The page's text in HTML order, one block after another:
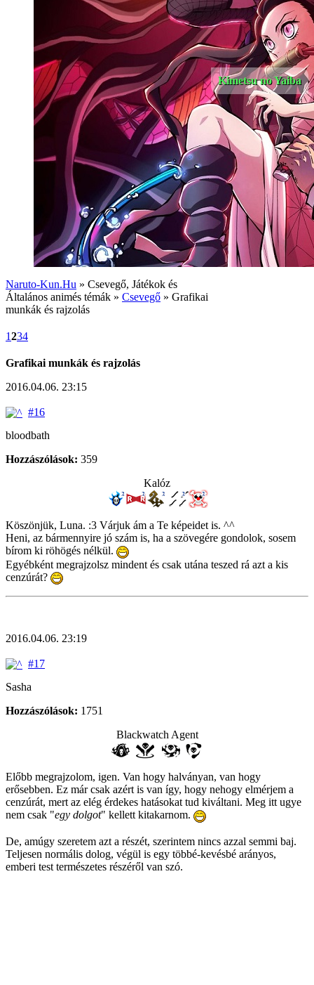
Kimetsu no Yaiba
Naruto-Kun.Hu » Csevegő, Játékok és
Általános animés témák » Csevegő » Grafikai
munkák és rajzolás
1234
Grafikai munkák és rajzolás
2016.04.06. 23:15
#16
bloodbath
Hozzászólások: 359
Kalóz
Köszönjük, Luna. :3 Várjuk ám a Te képeidet is. ^^
Heni, az bármennyire jó szám is, ha a szövegére gondolok, sosem
bírom ki röhögés nélkül.
Egyébként megrajzolsz mindent és csak utána teszed rá azt a kis
cenzúrát?
2016.04.06. 23:19
#17
Sasha
Hozzászólások: 1751
Blackwatch Agent
Előbb megrajzolom, igen. Van hogy halványan, van hogy
erősebben. Ez már csak azért is van így, hogy nehogy elmérjem a
cenzúrát, mert az elég érdekes hatásokat tud kiváltani. Meg itt ugye
nem csak "egy dolgot" kellett kitakarnom.
De, amúgy szeretem azt a részét, szerintem nincs azzal semmi baj.
Teljesen normális dolog, végül is egy többé-kevésbé arányos,
emberi test természetes részéről van szó.